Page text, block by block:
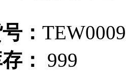
：
：
999